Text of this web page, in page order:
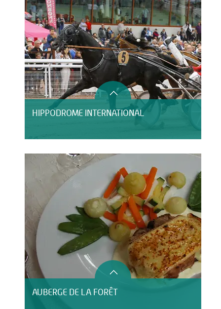
HIPPODROME INTERNATIONAL
AUBERGE DE LA FORÊT